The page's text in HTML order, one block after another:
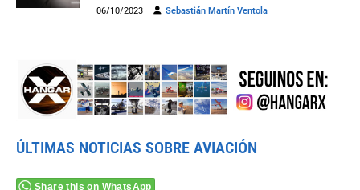
06/10/2023 Sebastián Martín Ventola
ÚLTIMAS NOTICIAS SOBRE AVIACIÓN
Share this on WhatsApp